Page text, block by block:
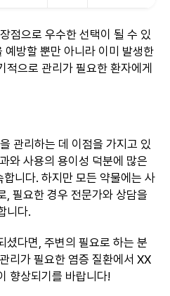
점으로 우수한 선택이 될 수 있
예방할 뿐만 아니라 이미 발생한
으로 관리가 필요한 환자에게
관리하는 데 이점을 가지고 있
와 사용의 용이성 덕분에 많은
니다. 하지만 모든 약물에는 사
, 필요한 경우 전문가와 상담을
니다.
셨다면, 주변의 필요로 하는 분
리가 필요한 염증 질환에서 XX
향상되기를 바랍니다!